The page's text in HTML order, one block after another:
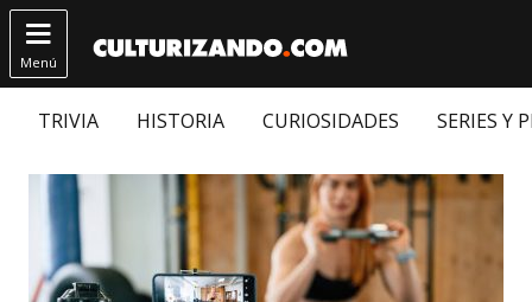

Menú
TRIVIA HISTORIA CURIOSIDADES SERIES Y